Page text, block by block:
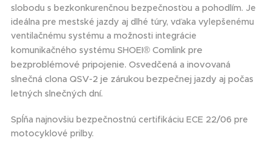
slobodu s bezkonkurenčnou bezpečnosťou a pohodlím. Je
ideálna pre mestské jazdy aj dlhé túry, vďaka vylepšenému
ventilačnému systému a možnosti integrácie
komunikačného systému SHOEI® Comlink pre
bezproblémové pripojenie. Osvedčená a inovovaná
slnečná clona QSV-2 je zárukou bezpečnej jazdy aj počas
letných slnečných dní.
Spĺňa najnovšiu bezpečnostnú certifikáciu ECE 22/06 pre
motocyklové prilby.